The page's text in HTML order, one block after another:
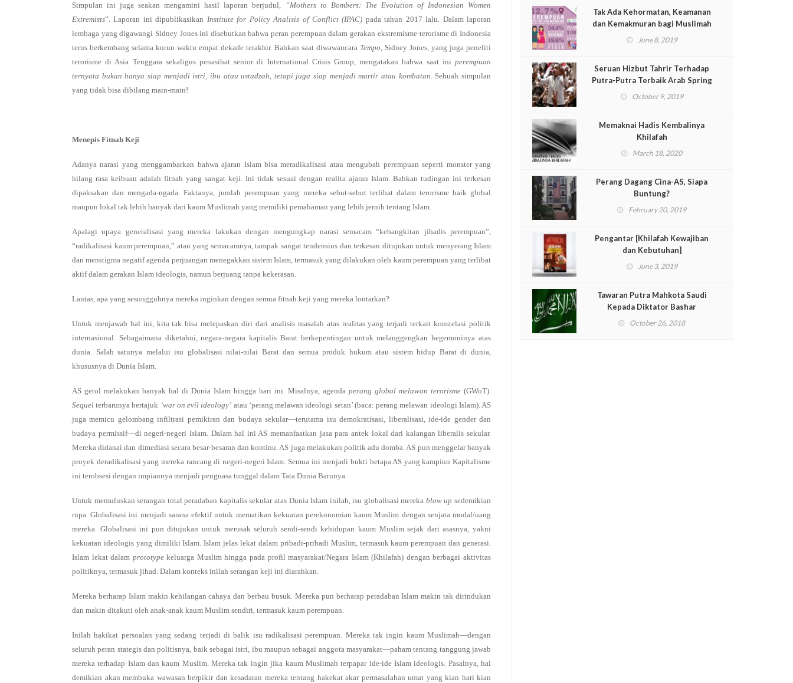
Simpulan ini juga seakan mengamini hasil laporan berjudul,
“Mothers to Bombers: The Evolution of Indonesian Women
Extremists”. Laporan ini dipublikasikan Institute for Policy Analisis of Conflict (IPAC) pada tahun 2017 lalu. Dalam laporan
lembaga yang digawangi Sidney Jones ini disebutkan bahwa peran perempuan dalam gerakan ekstremisme-terorisme di Indonesia
terus berkembang selama kurun waktu empat dekade terakhir. Bahkan saat diwawancara Tempo, Sidney Jones, yang juga peneliti
terorisme di Asia Tenggara sekaligus penasihat senior di International Crisis Group, mengatakan bahwa saat ini perempuan
ternyata bukan hanya siap menjadi istri, ibu atau ustadzah, tetapi juga siap menjadi martir atau kombatan. Sebuah simpulan
yang tidak bisa dibilang main-main!
Menepis Fitnah Keji
Adanya narasi yang menggambarkan bahwa ajaran Islam bisa meradikalisasi atau mengubah perempuan seperti monster yang
hilang rasa keibuan adalah fitnah yang sangat keji. Ini tidak sesuai dengan realita ajaran Islam. Bahkan tudingan ini terkesan
dipaksakan dan mengada-ngada. Faktanya, jumlah perempuan yang mereka sebut-sebut terlibat dalam terorisme baik global
maupun lokal tak lebih banyak dari kaum Muslimah yang memiliki pemahaman yang lebih jernih tentang Islam.
Apalagi upaya generalisasi yang mereka lakukan dengan mengungkap narasi semacam “kebangkitan jihadis perempuan”,
“radikalisasi kaum perempuan,” atau yang semacamnya, tampak sangat tendensius dan terkesan ditujukan untuk menyerang Islam
dan menstigma negatif agenda perjuangan menegakkan sistem Islam, termasuk yang dilakukan oleh kaum perempuan yang terlibat
aktif dalam gerakan Islam ideologis, namun berjuang tanpa kekerasan.
Lantas, apa yang sesungguhnya mereka inginkan dengan semua fitnah keji yang mereka lontarkan?
Untuk menjawab hal ini, kita tak bisa melepaskan diri dari analisis masalah atas realitas yang terjadi terkait konstelasi politik
internasional. Sebagaimana diketahui, negara-negara kapitalis Barat berkepentingan untuk melanggengkan hegemoninya atas
dunia. Salah satunya melalui isu globalisasi nilai-nilai Barat dan semua produk hukum atau sistem hidup Barat di dunia,
khususnya di Dunia Islam.
AS getol melakukan banyak hal di Dunia Islam hingga hari ini. Misalnya, agenda perang global melawan terorisme (GWoT).
Sequel terbarunya bertajuk ‘war on evil ideology’ atau ‘perang melawan ideologi setan’ (baca: perang melawan ideologi Islam). AS
juga memicu gelombang infiltrasi pemikiran dan budaya sekular—terutama isu demokratisasi, liberalisasi, ide-ide gender dan
budaya permissif—di negeri-negeri Islam. Dalam hal ini AS memanfaatkan jasa para antek lokal dari kalangan liberalis sekular.
Mereka didanai dan dimediasi secara besar-besaran dan kontinu. AS juga melakukan politik adu domba. AS pun menggelar banyak
proyek deradikalisasi yang mereka rancang di negeri-negeri Islam. Semua ini menjadi bukti betapa AS yang kampiun Kapitalisme
ini terobsesi dengan impiannya menjadi penguasa tunggal dalam Tata Dunia Barunya.
Untuk memuluskan serangan total peradaban kapitalis sekular atas Dunia Islam inilah, isu globalisasi mereka blow up sedemikian
rupa. Globalisasi ini menjadi sarana efektif untuk mematikan kekuatan perekonomian kaum Muslim dengan senjata modal/uang
mereka. Globalisasi ini pun ditujukan untuk merusak seluruh sendi-sendi kehidupan kaum Muslim sejak dari asasnya, yakni
kekuatan ideologis yang dimiliki Islam. Islam jelas lekat dalam pribadi-pribadi Muslim, termasuk kaum perempuan dan generasi.
Islam lekat dalam prototypekeluarga Muslim hingga pada profil masyarakat/Negara Islam (Khilafah) dengan berbagai aktivitas
politiknya, termasuk jihad. Dalam konteks inilah serangan keji ini diarahkan.
Mereka berharap Islam makin kehilangan cahaya dan berbau busuk. Mereka pun berharap peradaban Islam makin tak dirindukan
dan makin ditakuti oleh anak-anak kaum Muslim sendiri, termasuk kaum perempuan.
Inilah hakikat persoalan yang sedang terjadi di balik isu radikalisasi perempuan. Mereka tak ingin kaum Muslimah—dengan
seluruh peran stategis dan politisnya, baik sebagai istri, ibu maupun sebagai anggota masyarakat—paham tentang tanggung jawab
mereka terhadap Islam dan kaum Muslim. Mereka tak ingin jika kaum Muslimah terpapar ide-ide Islam ideologis. Pasalnya, hal
demikian akan membuka wawasan berpikir dan kesadaran mereka tentang hakekat akar permasalahan umat yang kian hari kian
Tak Ada Kehormatan, Keamanan
dan Kemakmuran bagi Muslimah
Tanpa Khilafah
June 8, 2019
Seruan Hizbut Tahrir Terhadap
Putra-Putra Terbaik Arab Spring
October 9, 2019
Memaknai Hadis Kembalinya
Khilafah
March 18, 2020
Perang Dagang Cina-AS, Siapa
Buntung?
February 20, 2019
Pengantar [Khilafah Kewajiban
dan Kebutuhan]
June 3, 2019
Tawaran Putra Mahkota Saudi
Kepada Diktator Bashar
October 26, 2018